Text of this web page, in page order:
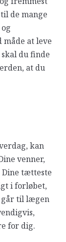
de mange
måde at leve
du finde
at du
kan
venner,
Dine tætteste
i forløbet,
går til lægen
for dig.